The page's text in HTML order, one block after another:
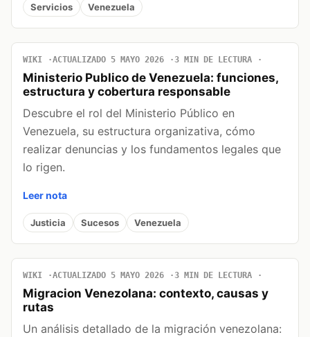
Servicios
Venezuela
WIKI ACTUALIZADO 5 MAYO 2026 3 MIN DE LECTURA
Ministerio Publico de Venezuela: funciones,
estructura y cobertura responsable
Descubre el rol del Ministerio Público en
Venezuela, su estructura organizativa, cómo
realizar denuncias y los fundamentos legales que
lo rigen.
Leer nota
Justicia Sucesos Venezuela
WIKI ACTUALIZADO 5 MAYO 2026 3 MIN DE LECTURA
Migracion Venezolana: contexto, causas y
rutas
Un análisis detallado de la migración venezolana: